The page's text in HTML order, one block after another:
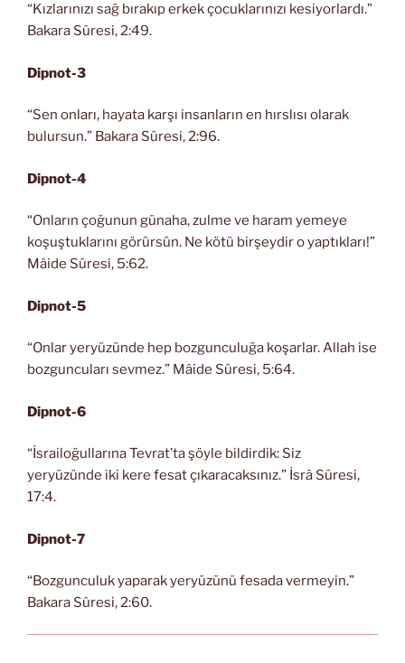
“Kızlarınızı sağ bırakıp erkek çocuklarınızı kesiyorlardı.”
Bakara Sûresi, 2:49.
Dipnot-3
“Sen onları, hayata karşı insanların en hırslısı olarak
bulursun.” Bakara Sûresi, 2:96.
Dipnot-4
“Onların çoğunun günaha, zulme ve haram yemeye
koşuştuklarını görürsün. Ne kötü birşeydir o yaptıkları!”
Mâide Sûresi, 5:62.
Dipnot-5
“Onlar yeryüzünde hep bozgunculuğa koşarlar. Allah ise
bozguncuları sevmez.” Mâide Sûresi, 5:64.
Dipnot-6
“İsrailoğullarına Tevrat’ta şöyle bildirdik: Siz
yeryüzünde iki kere fesat çıkaracaksınız.” İsrâ Sûresi,
17:4.
Dipnot-7
“Bozgunculuk yaparak yeryüzünü fesada vermeyin.”
Bakara Sûresi, 2:60.